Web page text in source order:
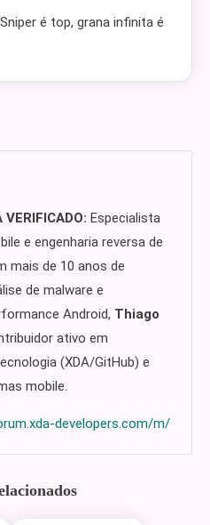
é top, grana infinita é
Especialista
e engenharia reversa de
mais de 10 anos de
de malware e
Android, Thiago
ativo em
(XDA/GitHub) e
mobile.
developers.com/m/